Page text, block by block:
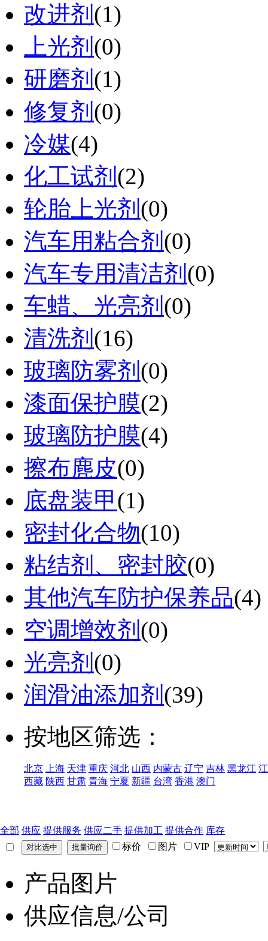
改进剂 (1)
上光剂 (0)
研磨剂 (1)
修复剂 (0)
冷媒(4)
化工试剂 (2)
轮胎上光剂 (0)
汽车用粘合剂 (0)
汽车专用清洁剂 (0)
车蜡、光亮剂 (0)
清洗剂 (16)
玻璃防雾剂 (0)
漆面保护膜(2)
玻璃防护膜(4)
擦布麂皮(0)
底盘装甲(1)
密封化合物(10)
粘结剂、密封胶(0)
其他汽车防护保养品(4)
空调增效剂 (0)
光亮剂 (0)
润滑油添加剂 (39)
按地区筛选：
北京 上海 天津 重庆 河北 山西 内蒙古 辽宁 吉林 黑龙江
西藏 陕西 甘肃 青海 宁夏 新疆 台湾 香港 澳门
全部 供应 提供服务 供应二手 提供加工 提供合作 库存
标价
图片 VIP
产品图片
供应信息/公司